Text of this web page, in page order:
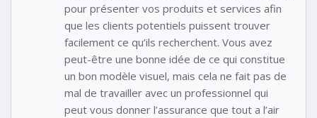
pour présenter vos produits et services afin
que les clients potentiels puissent trouver
facilement ce qu’ils recherchent. Vous avez
peut-être une bonne idée de ce qui constitue
un bon modèle visuel, mais cela ne fait pas de
mal de travailler avec un professionnel qui
peut vous donner l’assurance que tout a l’air